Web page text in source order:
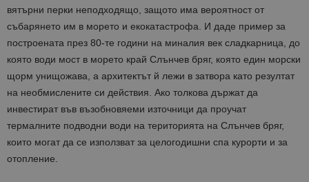
вятърни перки неподходящо, защото има вероятност от
събарянето им в морето и екокатастрофа. И даде пример за
построената през 80-те години на миналия век сладкарница, до
която води мост в морето край Слънчев бряг, която един морски
щорм унищожава, а архитектът й лежи в затвора като резултат
на необмислените си действия. Ако толкова държат да
инвестират във възобновяеми източници да проучат
термалните подводни води на територията на Слънчев бряг,
които могат да се използват за целогодишни спа курорти и за
отопление.